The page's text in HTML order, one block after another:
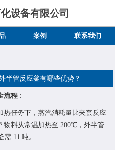
设备有限公司
案例 联系我们
半管反应釜有哪些优势？
流程 ：
热任务下，蒸汽消耗量比夹套反应
物料从常温加热至 200℃，外半管
11 吨。